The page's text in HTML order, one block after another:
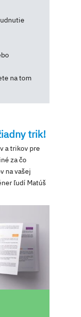
na tom
trik!
a trikov pre
za čo
na vašej
ľudí Matúš